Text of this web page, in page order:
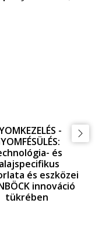
-
és
és eszközei
innováció
tükrében